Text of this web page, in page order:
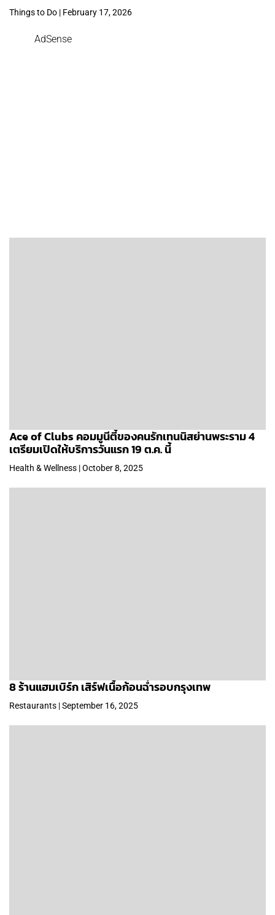
Things to Do | February 17, 2026
AdSense
Ace of Clubs คอมมูนีตี้ของคนรักเทนนิสย่านพระราม 4
เตรียมเปิดให้บริการวันแรก 19 ต.ค. นี้
Health & Wellness | October 8, 2025
8 ร้านแฮมเบิร์ก เสิร์ฟเนื้อก้อนฉ่ำรอบกรุงเทพ
Restaurants | September 16, 2025